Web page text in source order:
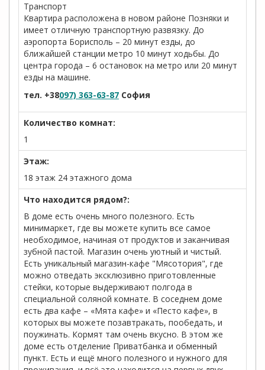
Транспорт
Квартира расположена в новом районе Позняки и
имеет отличную транспортную развязку. До
аэропорта Борисполь – 20 минут езды, до
ближайшей станции метро 10 минут ходьбы. До
центра города – 6 остановок на метро или 20 минут
езды на машине.
тел. +38097) 363-63-87 София
Количество комнат:
1
Этаж:
18 этаж 24 этажного дома
Что находится рядом?:
В доме есть очень много полезного. Есть
минимаркет, где вы можете купить все самое
необходимое, начиная от продуктов и заканчивая
зубной пастой. Магазин очень уютный и чистый.
Есть уникальный магазин-кафе "Мясотория", где
можно отведать эксклюзивно приготовленные
стейки, которые выдерживают полгода в
специальной соляной комнате. В соседнем доме
есть два кафе – «Мята кафе» и «Песто кафе», в
которых вы можете позавтракать, пообедать, и
поужинать. Кормят там очень вкусно. В этом же
доме есть отделение Приватбанка и обменный
пункт. Есть и ещё много полезного и нужного для